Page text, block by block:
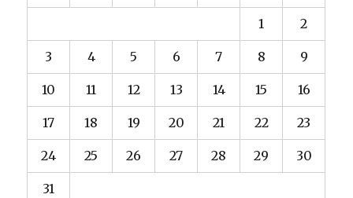
1 2
3 4 5 6 7 8 9
10 11 12 13 14 15 16
17 18 19 20 21 22 23
24 25 26 27 28 29 30
31